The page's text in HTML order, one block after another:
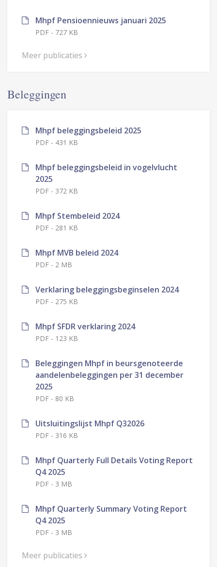
Mhpf Pensioennieuws januari 2025
PDF - 727 KB
Meer publicaties
Beleggingen
Mhpf beleggingsbeleid 2025
PDF - 431 KB
Mhpf beleggingsbeleid in vogelvlucht
2025
PDF - 372 KB
Mhpf Stembeleid 2024
PDF - 281 KB
Mhpf MVB beleid 2024
PDF - 2 MB
Verklaring beleggingsbeginselen 2024
PDF - 275 KB
Mhpf SFDR verklaring 2024
PDF - 123 KB
Beleggingen Mhpf in beursgenoteerde
aandelenbeleggingen per 31 december
2025
PDF - 80 KB
Uitsluitingslijst Mhpf Q32026
PDF - 316 KB
Mhpf Quarterly Full Details Voting Report
Q4 2025
PDF - 3 MB
Mhpf Quarterly Summary Voting Report
Q4 2025
PDF - 3 MB
Meer publicaties